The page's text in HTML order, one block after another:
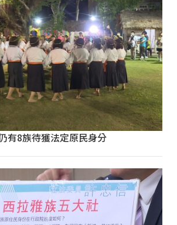
有8族待獲法定原民身分